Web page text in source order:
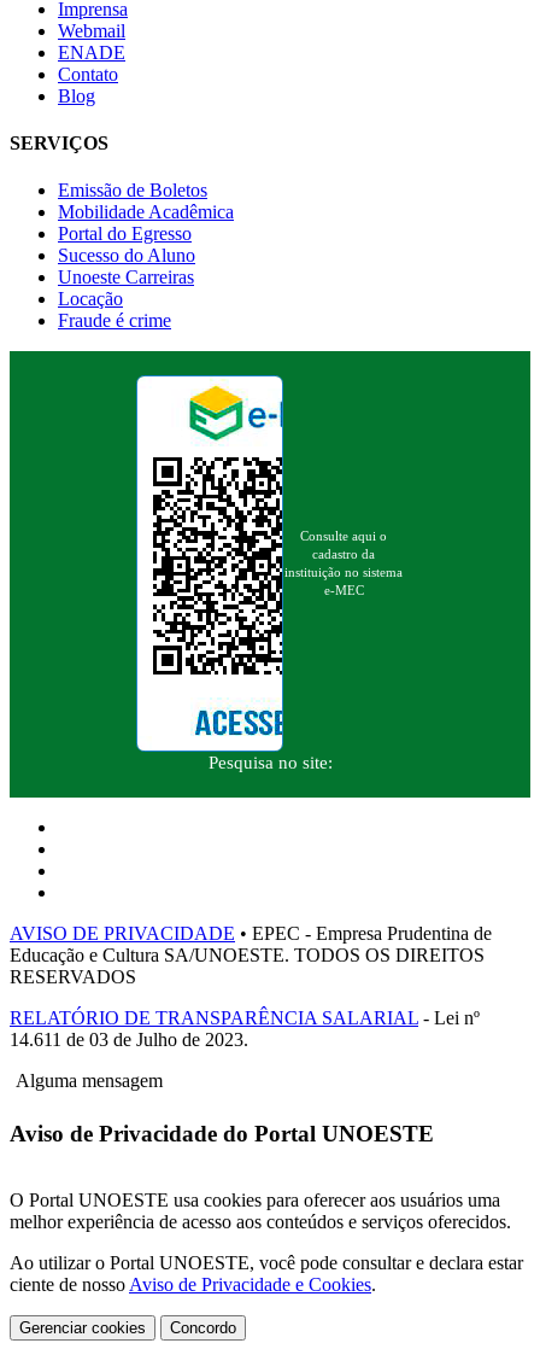
Imprensa
Webmail
ENADE
Contato
Blog
SERVIÇOS
Emissão de Boletos
Mobilidade Acadêmica
Portal do Egresso
Sucesso do Aluno
Unoeste Carreiras
Locação
Fraude é crime
Consulte aqui o
cadastro da
instituição no sistema
e-MEC
Pesquisa no site:
AVISO DE PRIVACIDADE • EPEC - Empresa Prudentina de
Educação e Cultura SA/UNOESTE. TODOS OS DIREITOS
RESERVADOS
RELATÓRIO DE TRANSPARÊNCIA SALARIAL - Lei nº
14.611 de 03 de Julho de 2023.
Alguma mensagem
Aviso de Privacidade do Portal UNOESTE
O Portal UNOESTE usa cookies para oferecer aos usuários uma
melhor experiência de acesso aos conteúdos e serviços oferecidos.
Ao utilizar o Portal UNOESTE, você pode consultar e declara estar
ciente de nosso Aviso de Privacidade e Cookies.
Gerenciar cookies Concordo